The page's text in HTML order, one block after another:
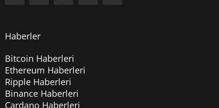
Haberler
Bitcoin Haberleri
Ethereum Haberleri
Ripple Haberleri
Binance Haberleri
Cardano Haberleri